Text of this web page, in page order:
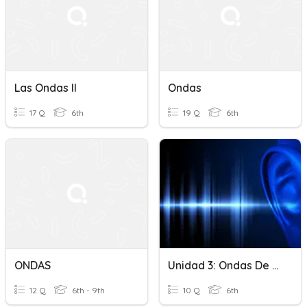
Las Ondas II
17 Q 6th
Ondas
19 Q 6th
ONDAS
12 Q 6th - 9th
Unidad 3: Ondas De Sonido
10 Q 6th